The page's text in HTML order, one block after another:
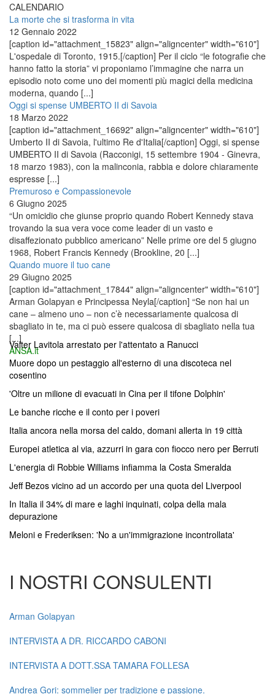
CALENDARIO
La morte che si trasforma in vita
12 Gennaio 2022
[caption id="attachment_15823" align="aligncenter" width="610"]
L'ospedale di Toronto, 1915.[/caption] Per il ciclo “le fotografie che
hanno fatto la storia” vi proponiamo l’immagine che narra un
episodio noto come uno dei momenti più magici della medicina
moderna, quando [...]
Oggi si spense UMBERTO II di Savoia
18 Marzo 2022
[caption id="attachment_16692" align="aligncenter" width="610"]
Umberto II di Savoia, l'ultimo Re d'Italia[/caption] Oggi, si spense
UMBERTO II di Savoia (Racconigi, 15 settembre 1904 - Ginevra,
18 marzo 1983), con la malinconia, rabbia e dolore chiaramente
espresse [...]
Premuroso e Compassionevole
6 Giugno 2025
“Un omicidio che giunse proprio quando Robert Kennedy stava
trovando la sua vera voce come leader di un vasto e
disaffezionato pubblico americano” Nelle prime ore del 5 giugno
1968, Robert Francis Kennedy (Brookline, 20 [...]
Quando muore il tuo cane
29 Giugno 2025
[caption id="attachment_17844" align="aligncenter" width="610"]
Arman Golapyan e Principessa Neyla[/caption] “Se non hai un
cane – almeno uno – non c’è necessariamente qualcosa di
sbagliato in te, ma ci può essere qualcosa di sbagliato nella tua
[...]
ANSA.it
Valter Lavitola arrestato per l'attentato a Ranucci
Muore dopo un pestaggio all'esterno di una discoteca nel
cosentino
'Oltre un milione di evacuati in Cina per il tifone Dolphin'
Le banche ricche e il conto per i poveri
Italia ancora nella morsa del caldo, domani allerta in 19 città
Europei atletica al via, azzurri in gara con fiocco nero per Berruti
L'energia di Robbie Williams infiamma la Costa Smeralda
Jeff Bezos vicino ad un accordo per una quota del Liverpool
In Italia il 34% di mare e laghi inquinati, colpa della mala
depurazione
Meloni e Frederiksen: 'No a un'immigrazione incontrollata'
I NOSTRI CONSULENTI
Arman Golapyan
INTERVISTA A DR. RICCARDO CABONI
INTERVISTA A DOTT.SSA TAMARA FOLLESA
Andrea Gori: sommelier per tradizione e passione.